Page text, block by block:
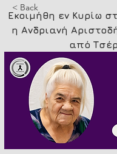
< Back
Εκοιμήθη εν Κυρίω
η Ανδριανή
από